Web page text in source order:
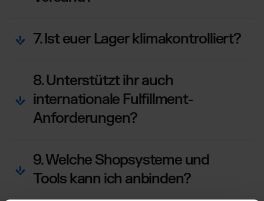
7. Ist euer Lager klimakontrolliert?
8. Unterstützt ihr auch
internationale Fulfillment-
Anforderungen?
9. Welche Shopsysteme und
Tools kann ich anbinden?